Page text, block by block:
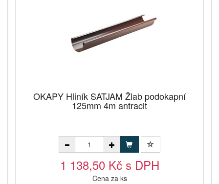
OKAPY Hliník SATJAM Žlab podokapní
125mm 4m antracit
1 138,50 Kč s DPH
Cena za ks